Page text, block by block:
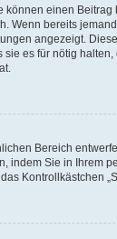
einen
bereits
angezeigt.
es für nötig
Bereich
indem Sie in Ihrem
Kontrollkästchen